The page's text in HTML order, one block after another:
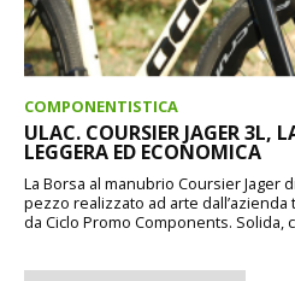
COMPONENTISTICA
ULAC. COURSIER JAGER 3L,
LEGGERA ED ECONOMICA
La Borsa al manubrio Coursier Jager
pezzo realizzato ad arte
da Ciclo Promo Components. Solida,